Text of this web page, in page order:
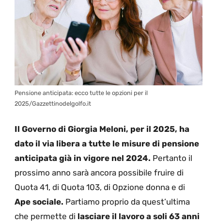
Pensione anticipata: ecco tutte le opzioni per il
2025/Gazzettinodelgolfo.it
Il Governo di Giorgia Meloni, per il 2025, ha
dato il via libera a tutte le misure di pensione
anticipata già in vigore nel 2024. Pertanto il
prossimo anno sarà ancora possibile fruire di
Quota 41, di Quota 103, di Opzione donna e di
Ape sociale. Partiamo proprio da quest’ultima
che permette di lasciare il lavoro a soli 63 anni